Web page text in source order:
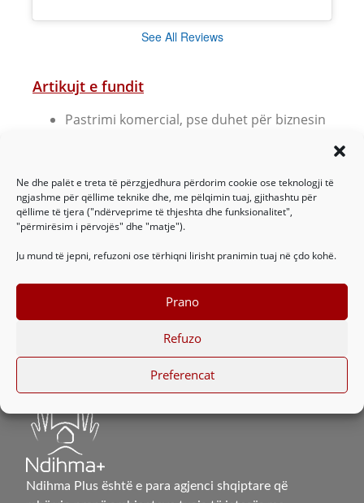
Ne dhe palët e treta të përzgjedhura përdorim cookie ose teknologji të
ngjashme për qëllime teknike dhe, me pëlqimin tuaj, gjithashtu për
qëllime të tjera ("ndërveprime të thjeshta dhe funksionalitet",
"përmirësim i përvojës" dhe "matje").
Ju mund të jepni, refuzoni ose tërhiqni lirisht pranimin tuaj në çdo kohë.
Prano
Refuzo
Preferencat
See All Reviews
Artikujt e fundit
Pastrimi komercial, pse duhet për biznesin
shtëpinë tuaj
Kandidaturë – Dado gjate fundjaves
Kandidaturë Nr. 458
NR. 918 – KËRKOHET ZONJË PASTRIMI NË
FAMILJE
Ndihma Plus është e para agjenci shqiptare që